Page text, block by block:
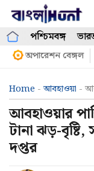
Skip
contentপশ্চিমবঙ্গ
অপারেশন বেঙ্গল
Home -আবহাওয়া -
আবহাওয়ার
টানা ঝড়-
দপ্তর